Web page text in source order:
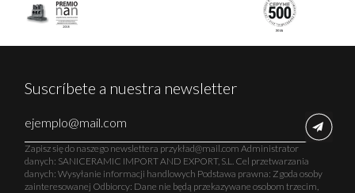
Suscríbete a nuestra newsletter
Zapisz się do naszego newslettera przykład@mail.com Administrator
danych: SANICERAMIC IMPORT AND EXPORT, S.L. Cel przetwarzania
danych: Wysyłanie informacji handlowych Podstawa prawna: Zgoda osoby
zainteresowanej Odbiorcy: Dane nie będą przekazywane osobom trzecim,